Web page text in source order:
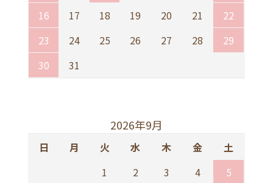
15ProMax
3,520円(税込)
16Pro
16
17 18 19 20 21
22
23
24 25 26 27 28
29
30
31
2026年9月
日 月 火 水 木 金
土
1
2 3 4
5